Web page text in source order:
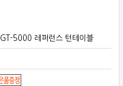
5000 레퍼런스 턴테이블